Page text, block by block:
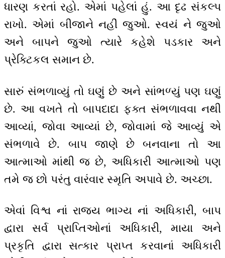
ધારણ કરતાં રહો. એમાં પહેલાં હું. આ દૃઢ સંકલ્પ
રાખો. એમાં બીજાને નહીં જુઓ. સ્વયં ને જુઓ
અને બાપને જુઓ ત્યારે કહેશે પડકાર અને
પ્રેક્ટિકલ સમાન છે.
સારું સંભળાવ્યું તો ઘણું છે અને સાંભળ્યું પણ ઘણું
છે. આ વખતે તો બાપદાદા ફક્ત સંભળાવવા નથી
આવ્યાં, જોવા આવ્યાં છે, જોવામાં જે આવ્યું એ
સંભળાવે છે. બાપ જાણે છે બનવાના તો આ
આત્માઓ માંથી જ છે, અધિકારી આત્માઓ પણ
તમે જ છો પરંતુ વારંવાર સ્મૃતિ અપાવે છે. અચ્છા.
એવાં વિશ્વ નાં રાજ્ય ભાગ્ય નાં અધિકારી, બાપ
દ્વારા સર્વ પ્રાપ્તિઓનાં અધિકારી, માયા અને
પ્રકૃતિ દ્વારા સત્કાર પ્રાપ્ત કરવાનાં અધિકારી